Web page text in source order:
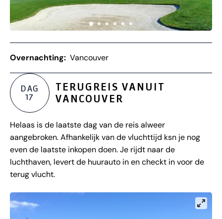
Overnachting: Vancouver
DAG
17
TERUGREIS VANUIT
VANCOUVER
Helaas is de laatste dag van de reis alweer
aangebroken. Afhankelijk van de vluchttijd ksn je nog
even de laatste inkopen doen. Je rijdt naar de
luchthaven, levert de huurauto in en checkt in voor de
terug vlucht.